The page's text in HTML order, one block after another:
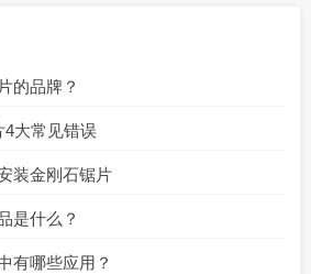
的品牌？
4大常见错误
装金刚石锯片
是什么？
有哪些应用？